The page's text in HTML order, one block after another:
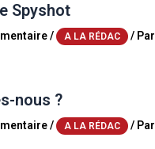
Spyshot
/ A LA RÉDAC / Par
nous ?
/ A LA RÉDAC / Par